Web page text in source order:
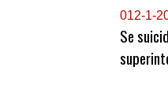
012-1-
Se